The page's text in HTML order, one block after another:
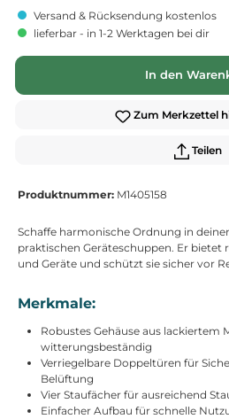
Versand & Rücksendung kostenlos
lieferbar - in 1-2 Werktagen bei dir
In den
Zum Merkzettel
Teilen
Produktnummer: M1405158
Schaffe harmonische Ordnung in
praktischen Geräteschuppen. Er bietet
und Geräte und schützt sie sicher vor
Merkmale:
Robustes Gehäuse aus lackiertem
witterungsbeständig
Verriegelbare Doppeltüren für
Belüftung
Vier Staufächer für ausreichend
Einfacher Aufbau für schnelle